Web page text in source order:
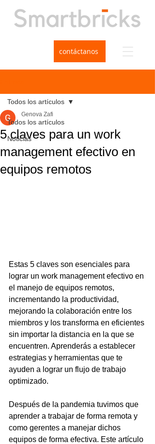
contáctanos
Todos los artículos
Noticias
Todos los artículos
5 claves para un work
management efectivo en
equipos remotos
Genova Zafi
Estas 5 claves son esenciales para
lograr un work management efectivo en
el manejo de equipos remotos,
incrementando la productividad,
mejorando la colaboración entre los
miembros y los transforma en eficientes
sin importar la distancia en la que se
encuentren. Aprenderás a establecer
estrategias y herramientas que te
ayuden a lograr un flujo de trabajo
optimizado.
Después de la pandemia tuvimos que
aprender a trabajar de forma remota y
como gerentes a manejar dichos
equipos de forma efectiva. Este artículo